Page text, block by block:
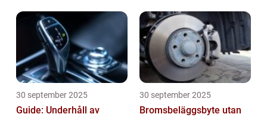
30 september 2025
Guide: Underhåll av
30 september 2025
Bromsbeläggsbyte utan